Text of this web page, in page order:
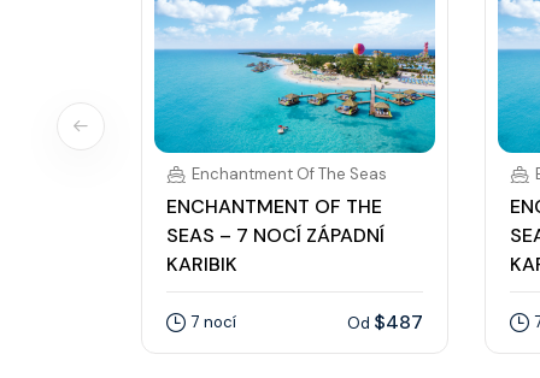
Enchantment Of The Seas
ENCHANTMENT OF THE
SEAS – 7 NOCÍ ZÁPADNÍ
KARIBIK
7 nocí Od $487